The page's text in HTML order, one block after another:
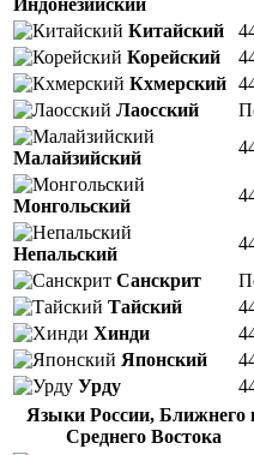
Китайский
Корейский
Кхмерский
Лаосский
Малайзийский
Монгольский
Непальский
Санскрит
Тайский
Хинди
Японский
Урду
Языки России, Ближнего
Среднего Востока